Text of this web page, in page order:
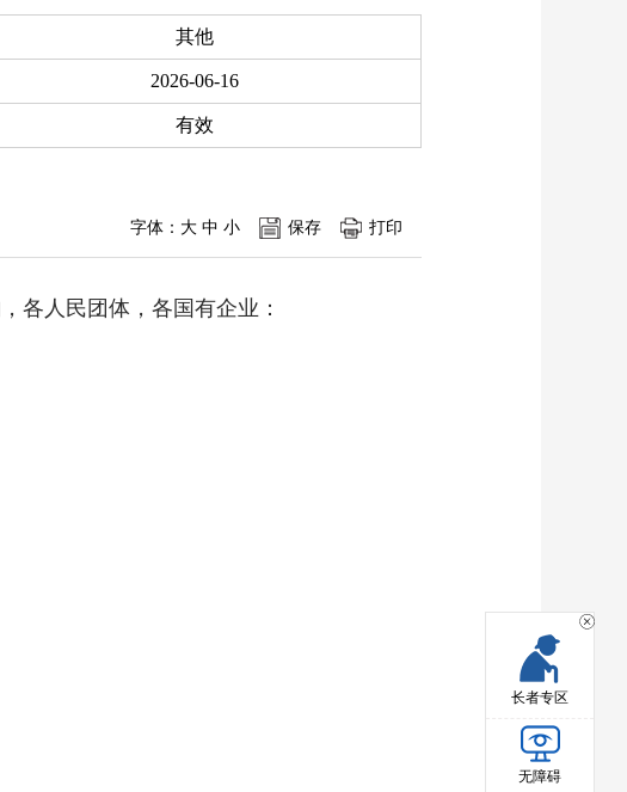
其他
2026-06-16
有效
打印
保存
字体： 大 中 小
各人民团体，各国有企业：
长者专区
无障碍